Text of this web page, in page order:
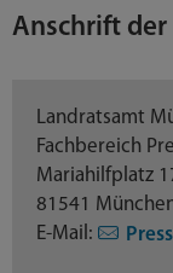
Anschrift der
Landratsamt
Fachbereich
Mariahilfplatz
81541
E-Mail: